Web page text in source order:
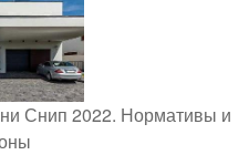
Снип 2022. Нормативы и